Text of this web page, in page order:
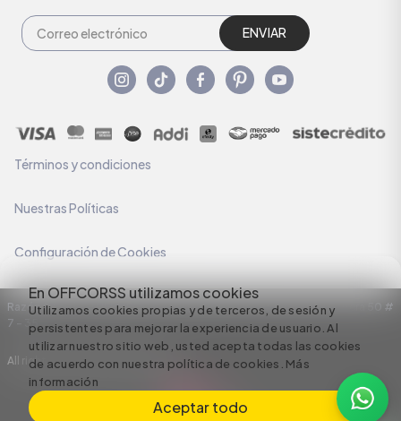
En OFFCORSS utilizamos cookies
Utilizamos cookies propias y de terceros, de sesión y
persistentes para mejorar la experiencia de usuario. Al
utilizar nuestro sitio web, usted acepta todas las cookies
de acuerdo con nuestra política de cookies. Más
información
Aceptar todo
ENVIAR
Términos y condiciones
Nuestras Políticas
Configuración de Cookies
Razón Social: C.I HERMECO S.A. NIT: 890924167-6 Dirección: Carrera 50 #
7 – 35
All rights reserved empowered by